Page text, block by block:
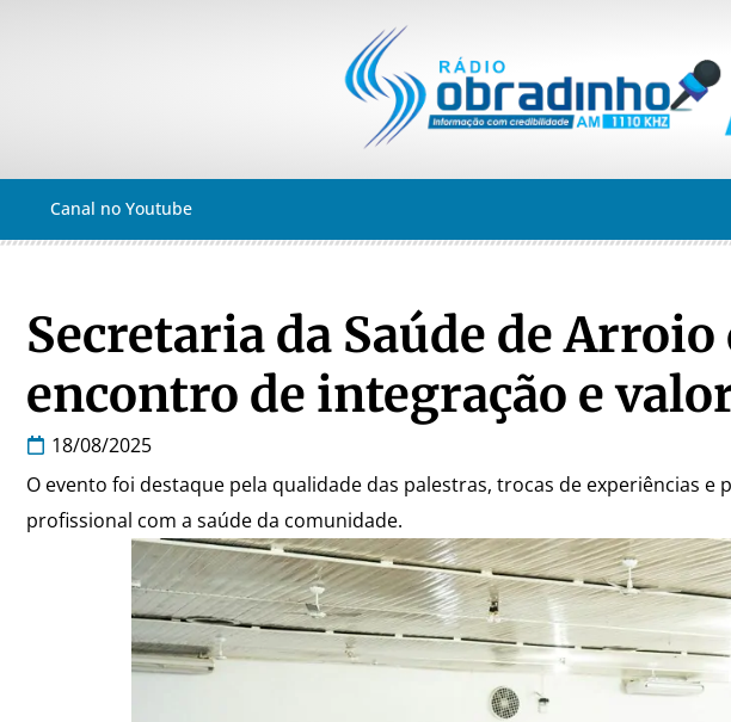
Canal no Youtube
Secretaria da Saúde de
encontro de integração e
18/08/2025
O evento foi destaque pela qualidade das palestras, trocas de experiências
profissional com a saúde da comunidade.